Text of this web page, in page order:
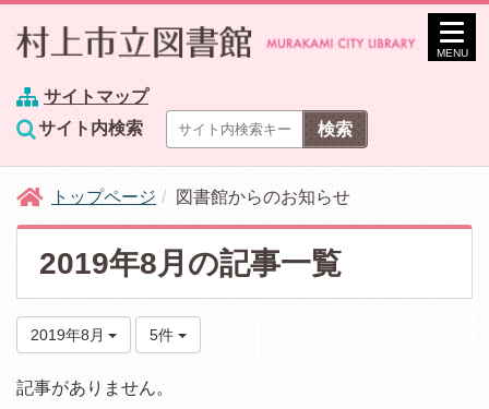
サイトマップ
サイト内検索
MENU
トップページ 図書館からのお知らせ
2019年8月の記事一覧
2019年8月 5件
記事がありません。